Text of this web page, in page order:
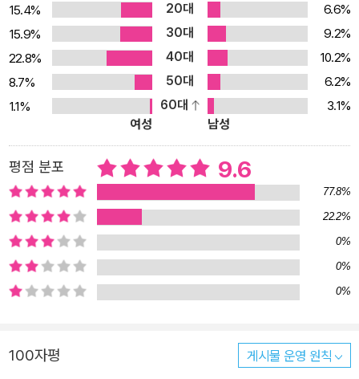
하디는 플로렌스에게 오마르 하이얌의 《루바이야트》 시편을 읽어 달
라고 부탁해 이를 듣고선 밤 9시경 사망했다. 그의 장례는 국장으로
치러졌고 유해는 웨스트민스터 사원에 묻혔다. 고향에 묻히고 싶어
했던 고인의 뜻을 받들어, 심장은 도싯의 스틴스퍼드 교회에 있는 에
마의 묘 옆에 매장되었다.
15.4%
20대
6.6%
15.9%
30대
9.2%
22.8%
40대
10.2%
8.7%
50대
6.2%
1.1%
60대
3.1%
여성
남성
평점 분포 9.6
77.8%
22.2%
0%
0%
0%
100자평 게시물 운영 원칙